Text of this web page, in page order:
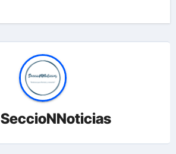
SeccioNNoticias